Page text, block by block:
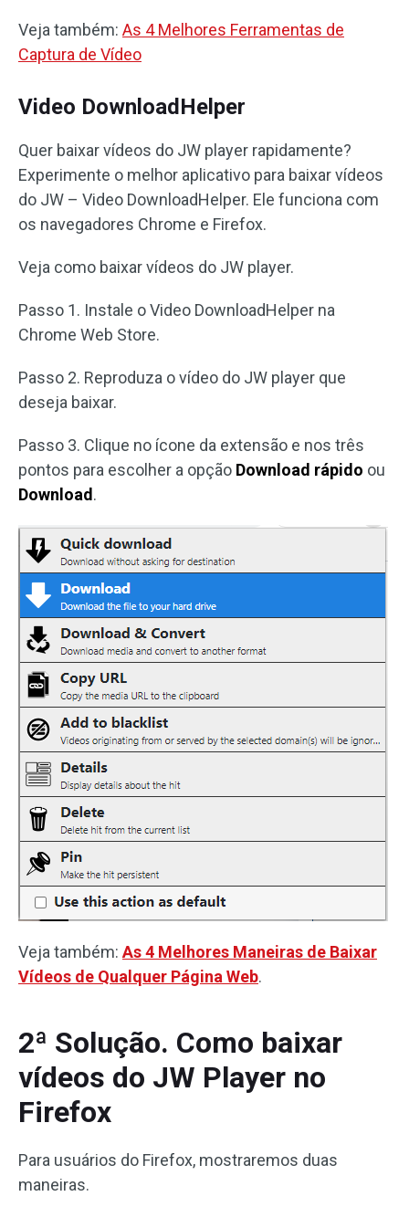
Veja também: As 4 Melhores Ferramentas de
Captura de Vídeo
Video DownloadHelper
Quer baixar vídeos do JW player rapidamente?
Experimente o melhor aplicativo para baixar vídeos
do JW – Video DownloadHelper. Ele funciona com
os navegadores Chrome e Firefox.
Veja como baixar vídeos do JW player.
Passo 1. Instale o Video DownloadHelper na
Chrome Web Store.
Passo 2. Reproduza o vídeo do JW player que
deseja baixar.
Passo 3. Clique no ícone da extensão e nos três
pontos para escolher a opção Download rápido ou
Download .
Veja também: As 4 Melhores Maneiras de Baixar
Vídeos de Qualquer Página Web.
2ª Solução. Como baixar
vídeos do JW Player no
Firefox
Para usuários do Firefox, mostraremos duas
maneiras.